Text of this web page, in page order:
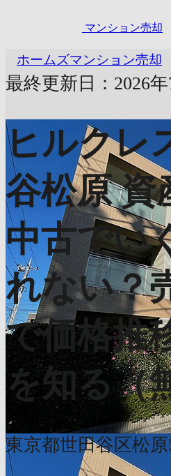
マンション売却
ホームズマンション売却
最終更新日：2026年
ヒルクレ
谷松原 資
中古でい
れない？
で価格推
を知る（
東京都世田谷区松原